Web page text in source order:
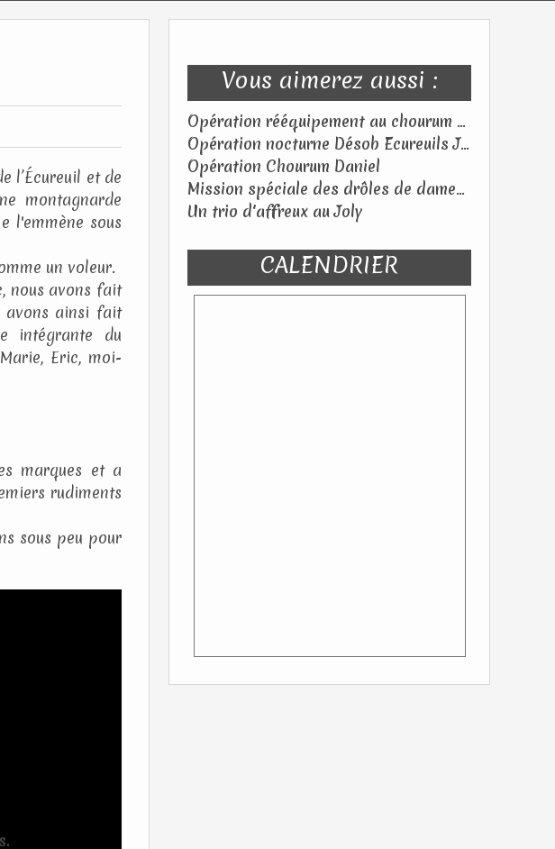
Vous aimerez aussi :
Opération rééquipement au chourum des Flibustiers (05) – Samedi 18 juillet 2026
Opération nocturne Désob Ecureuils Jeudi 25 juin 2026
Opération Chourum Daniel
Mission spéciale des drôles de dames au Tagada ! Samedi 06 juin 2026
Un trio d'affreux au Joly
CALENDRIER
l’Écureuil et de
montagnarde
l'emmène sous
un voleur.
nous avons fait
avons ainsi fait
intégrante du
Eric, moi-
marques et a
rudiments
sous peu pour